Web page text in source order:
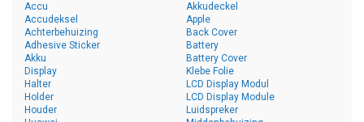
Accu
Accudeksel
Achterbehuizing
Adhesive Sticker
Akku
Akkudeckel
Apple
Back Cover
Battery
Battery Cover
Display
Halter
Holder
Houder
Klebe Folie
LCD Display Modul
LCD Display Module
Luidspreker